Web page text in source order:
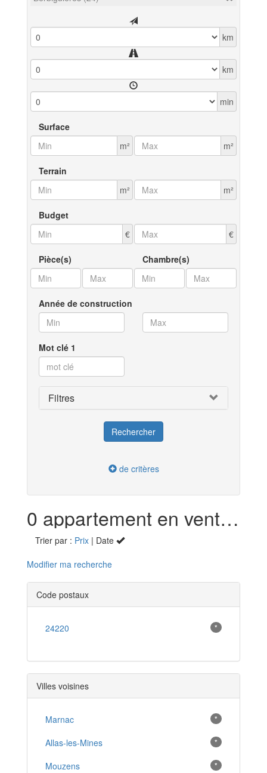
km
km
min
Surface
m²
m²
Terrain
m²
m²
Budget
€
€
Pièce(s) Chambre(s)
Année de construction
Mot clé 1
Filtres
de critères
0 appartement en vente à Berbiguières (24)
Trier par : Prix | Date
Modifier ma recherche
Code postaux
24220 *
Villes voisines
Marnac *
Allas-les-Mines *
Mouzens *